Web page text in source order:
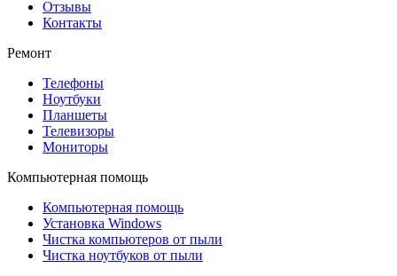
Отзывы
Контакты
Ремонт
Телефоны
Ноутбуки
Планшеты
Телевизоры
Мониторы
Компьютерная помощь
Компьютерная помощь
Установка Windows
Чистка компьютеров от пыли
Чистка ноутбуков от пыли